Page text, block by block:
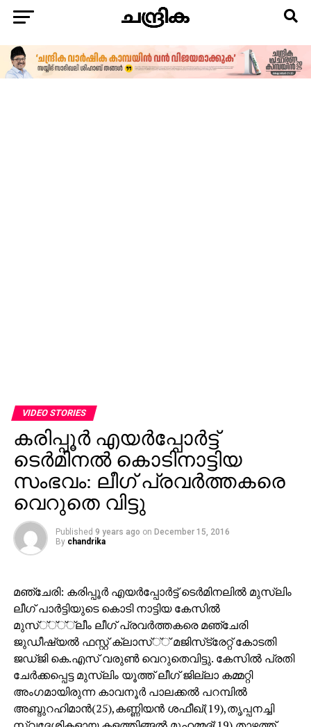
VIDEO STORIES
കരിപ്പൂര്‍ എയര്‍പ്പോര്‍ട്ട്
ടെര്‍മിനല്‍ കൊടിനാട്ടിയ
സംഭവം: ലീഗ് പ്രവര്‍ത്തകരെ
വെറുതെ വിട്ടു
Published 9 years ago on December 15, 2016
By chandrika
മഞ്ചേരി: കരിപ്പൂര്‍ എയര്‍പ്പോര്‍ട്ട് ടെര്‍മിനലില്‍ മുസ്‌ലിം
ലീഗ് പാര്‍ട്ടിയുടെ കൊടി നാട്ടിയ കേസില്‍
മുസ്്്്്ലീം ലീഗ് പ്രവര്‍ത്തകരെ മഞ്ചേരി
ജുഡീഷ്യല്‍ ഫസ്റ്റ് ക്ലാസ്്് മജിസ്‌ട്രേറ്റ് കോടതി
ജഡ്ജി കെ.എസ് വരുണ്‍ വെറുതെവിട്ടു. കേസില്‍ പ്രതി
ചേര്‍ക്കപ്പെട്ട മുസ്‌ലിം യൂത്ത് ലീഗ് ജില്ലാ കമ്മറ്റി
അംഗമായിരുന്ന കാവനൂര്‍ പാലക്കല്‍ പറമ്പില്‍
അബ്ദുറഹിമാന്‍(25),കണ്ണിയന്‍ ശഫീഖ്(19),തൃപ്പനച്ചി